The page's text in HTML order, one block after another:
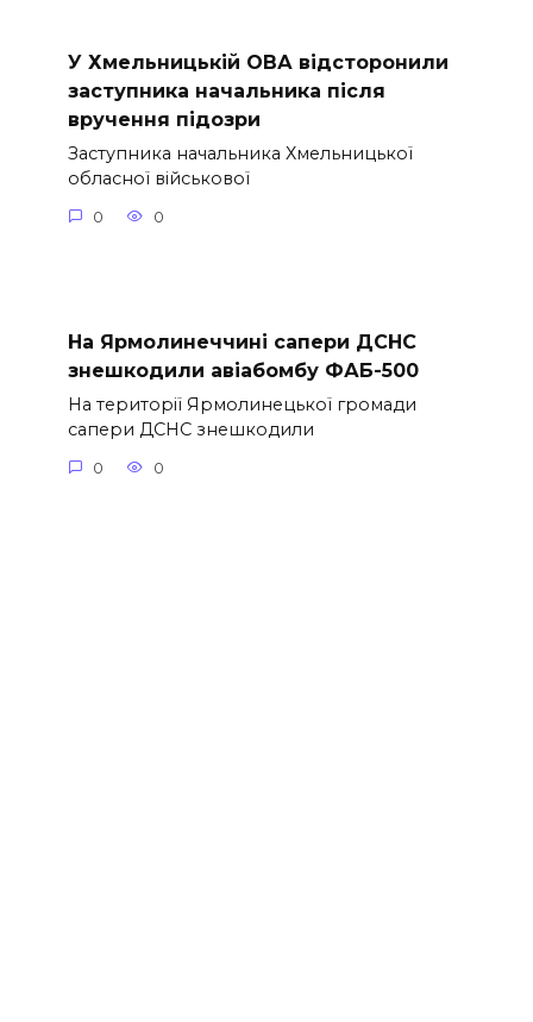
У Хмельницькій ОВА відсторонили
заступника начальника після
вручення підозри
Заступника начальника Хмельницької
обласної військової
0 0
На Ярмолинеччині сапери ДСНС
знешкодили авіабомбу ФАБ-500
На території Ярмолинецької громади
сапери ДСНС знешкодили
0 0